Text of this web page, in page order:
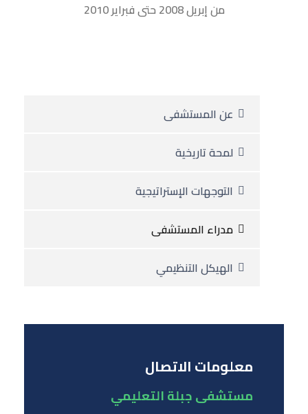
من إبريل 2008 حتى فبراير 2010
عن المستشفى
لمحة تاريخية
التوجهات الإستراتيجية
مدراء المستشفى
الهيكل التنظيمي
معلومات الاتصال
مستشفى جبلة التعليمي